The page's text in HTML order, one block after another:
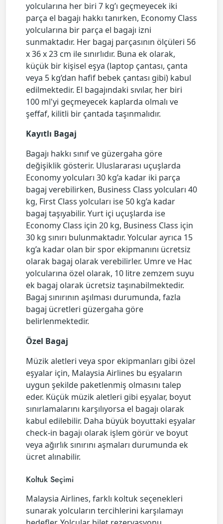
yolcularına her biri 7 kg’ı geçmeyecek iki
parça el bagajı hakkı tanırken, Economy Class
yolcularına bir parça el bagajı izni
sunmaktadır. Her bagaj parçasının ölçüleri 56
x 36 x 23 cm ile sınırlıdır. Buna ek olarak,
küçük bir kişisel eşya (laptop çantası, çanta
veya 5 kg’dan hafif bebek çantası gibi) kabul
edilmektedir. El bagajındaki sıvılar, her biri
100 ml'yi geçmeyecek kaplarda olmalı ve
şeffaf, kilitli bir çantada taşınmalıdır.
Kayıtlı Bagaj
Bagajı hakkı sınıf ve güzergaha göre
değişiklik gösterir. Uluslararası uçuşlarda
Economy yolcuları 30 kg’a kadar iki parça
bagaj verebilirken, Business Class yolcuları 40
kg, First Class yolcuları ise 50 kg’a kadar
bagaj taşıyabilir. Yurt içi uçuşlarda ise
Economy Class için 20 kg, Business Class için
30 kg sınırı bulunmaktadır. Yolcular ayrıca 15
kg’a kadar olan bir spor ekipmanını ücretsiz
olarak bagaj olarak verebilirler. Umre ve Hac
yolcularına özel olarak, 10 litre zemzem suyu
ek bagaj olarak ücretsiz taşınabilmektedir.
Bagaj sınırının aşılması durumunda, fazla
bagaj ücretleri güzergaha göre
belirlenmektedir.
Özel Bagaj
Müzik aletleri veya spor ekipmanları gibi özel
eşyalar için, Malaysia Airlines bu eşyaların
uygun şekilde paketlenmiş olmasını talep
eder. Küçük müzik aletleri gibi eşyalar, boyut
sınırlamalarını karşılıyorsa el bagajı olarak
kabul edilebilir. Daha büyük boyuttaki eşyalar
check-in bagajı olarak işlem görür ve boyut
veya ağırlık sınırını aşmaları durumunda ek
ücret alınabilir.
Koltuk Seçimi
Malaysia Airlines, farklı koltuk seçenekleri
sunarak yolcuların tercihlerini karşılamayı